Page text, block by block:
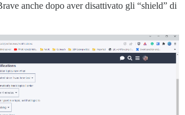
anche dopo aver disattivato gli “shield” di